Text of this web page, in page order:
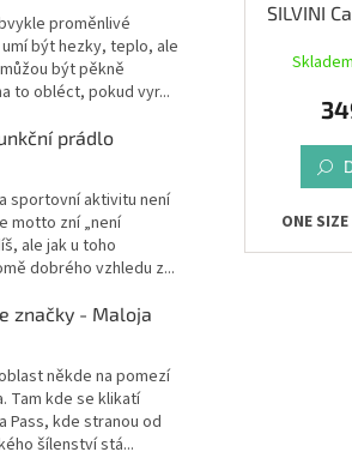
proměnlivé
být hezky, teplo, ale
být pěkně
to obléct, pokud vyr...
prádlo
sportovní aktivitu není
motto zní „není
ale jak u toho
dobrého vzhledu z...
značky - Maloja
někde na pomezí
Tam kde se klikatí
Pass, kde stranou od
šílenství stá...
SILVINI
ONE SIZE